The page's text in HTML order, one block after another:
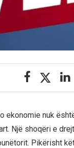
ekonomie nuk
Një shoqëri e
Pikërisht